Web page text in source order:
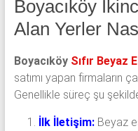
Boyacıköy
Alan Yerler
Boyacıköy Sıfır Beyaz
satımı yapan firmaların
Genellikle süreç şu
İlk İletişim:Beyaz